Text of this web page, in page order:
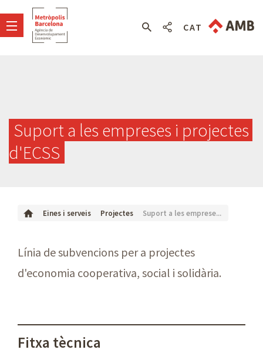
CAT
Suport a les empreses i projectes
d'ECSS
Eines i serveis Projectes Suport a les emprese...
Línia de subvencions per a projectes
d'economia cooperativa, social i solidària.
Fitxa tècnica